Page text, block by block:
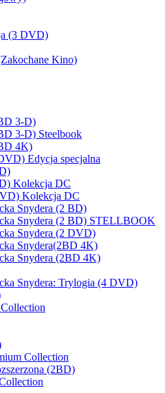
(3 DVD)
Kino)
3-D)
3-D) Steelbook
4K)
Edycja specjalna
Kolekcja DC
Kolekcja DC
Snydera (2 BD)
Snydera (2 BD) STELLBOOK
Snydera (2 DVD)
Snydera(2BD 4K)
Snydera (2BD 4K)
Snydera: Trylogia (4 DVD)
Collection
(2BD)